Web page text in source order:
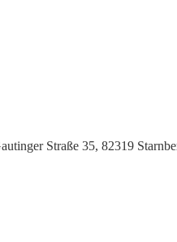
Straße 35, 82319